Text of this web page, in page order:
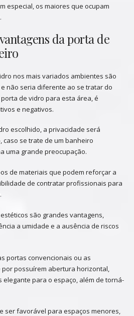
especial, os maiores que ocupam
da porta de
nos mais variados ambientes são
não seria diferente ao se tratar do
de vidro para esta área, é
e negativos.
escolhido, a privacidade será
caso se trate de um banheiro
uma grande preocupação.
de materiais que podem reforçar a
de contratar profissionais para
são grandes vantagens,
a umidade e a ausência de riscos
portas convencionais ou as
possuírem abertura horizontal,
elegante para o espaço, além de torná-
ser favorável para espaços menores,